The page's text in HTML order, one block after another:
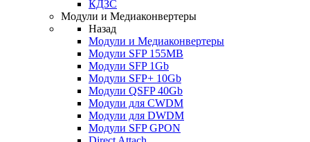
КДЗС
Модули и Медиаконвертеры
Назад
Модули и Медиаконвертеры
Модули SFP 155MB
Модули SFP 1Gb
Модули SFP+ 10Gb
Модули QSFP 40Gb
Модули для CWDM
Модули для DWDM
Модули SFP GPON